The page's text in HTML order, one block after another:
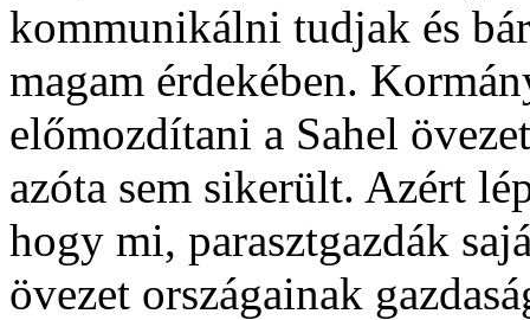
kommunikálni tudjak és
magam érdekében.
előmozdítani a Sahel
azóta sem sikerült. Azért
hogy mi, parasztgazdák
övezet országainak